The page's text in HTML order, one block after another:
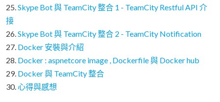
25.Skype Bot 與 TeamCity 整合 1 - TeamCity Restful API 介
接
26.Skype Bot 與 TeamCity 整合 2 - TeamCity Notification
27. Docker 安裝與介紹
28. Docker : aspnetcore image , Dockerfile 與 Docker hub
29. Docker 與 TeamCity 整合
30.心得與感想